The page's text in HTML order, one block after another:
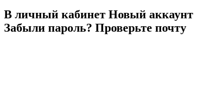
В личный кабинет Новый аккаунт
Забыли пароль? Проверьте почту